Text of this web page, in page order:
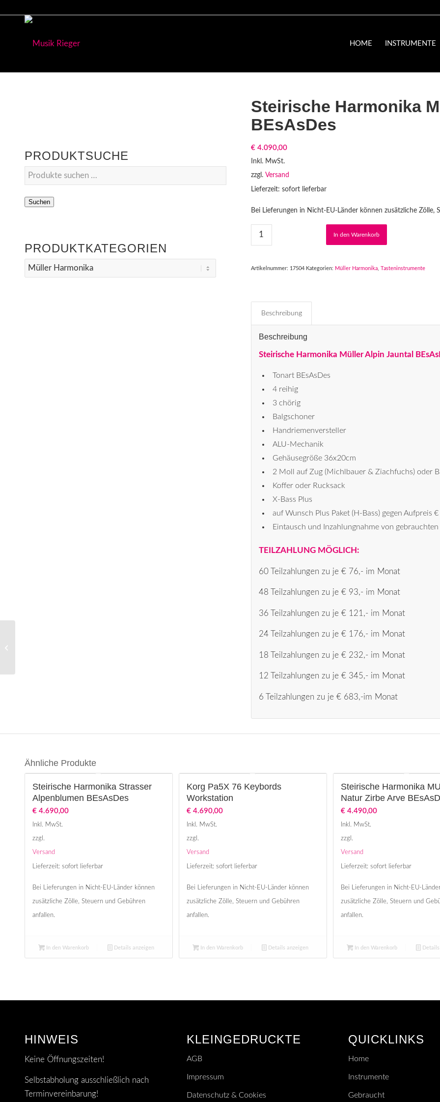
HOME INSTRUMENTE
PRODUKTSUCHE
Suchen
PRODUKTKATEGORIEN
Steirische Harmonika
BEsAsDes
€4.090,00
Inkl. MwSt.
zzgl. Versand
Lieferzeit: sofort lieferbar
Bei Lieferungen in Nicht-EU-Länder können zusätzliche Zölle,
In den Warenkorb
Artikelnummer: 17504 Kategorien: Müller Harmonika, Tasteninstrumente
Beschreibung
Beschreibung
Steirische Harmonika Müller Alpin Jauntal
Tonart BEsAsDes
4 reihig
3 chörig
Balgschoner
Handriemenversteller
ALU-Mechanik
Gehäusegröße 36x20cm
2 Moll auf Zug (Michlbauer & Ziachfuchs) oder
Koffer oder Rucksack
X-Bass Plus
auf Wunsch Plus Paket (H-Bass) gegen Aufpreis
Eintausch und Inzahlungnahme von
TEILZAHLUNG MÖGLICH:
60 Teilzahlungen zu je € 76,- im Monat
48 Teilzahlungen zu je € 93,- im Monat
36 Teilzahlungen zu je € 121,- im Monat
24 Teilzahlungen zu je € 176,- im Monat
18 Teilzahlungen zu je € 232,- im Monat
12 Teilzahlungen zu je € 345,- im Monat
6 Teilzahlungen zu je € 683,-im Monat
Ähnliche Produkte
Steirische Harmonika Strasser
Alpenblumen BEsAsDes
€ 4.690,00
Inkl. MwSt.
zzgl.
Versand
Lieferzeit: sofort lieferbar
Bei Lieferungen in Nicht-EU-Länder können
zusätzliche Zölle, Steuern und Gebühren
anfallen.
In den Warenkorb Details anzeigen
Korg Pa5X 76 Keybords
Workstation
€ 4.690,00
Inkl. MwSt.
zzgl.
Versand
Lieferzeit: sofort lieferbar
Bei Lieferungen in Nicht-EU-Länder können
zusätzliche Zölle, Steuern und Gebühren
anfallen.
In den Warenkorb Details anzeigen
Steirische Harmonika
Natur Zirbe Arve
€ 4.490,00
Inkl. MwSt.
zzgl.
Versand
Lieferzeit: sofort lieferbar
Bei Lieferungen in Nicht-EU-
zusätzliche Zölle, Steuern und
anfallen.
In den Warenkorb
HINWEIS
Keine Öffnungszeiten!
Selbstabholung ausschließlich nach
Terminvereinbarung!
KLEINGEDRUCKTE
AGB
Impressum
Datenschutz & Cookies
QUICKLINKS
Home
Instrumente
Gebraucht